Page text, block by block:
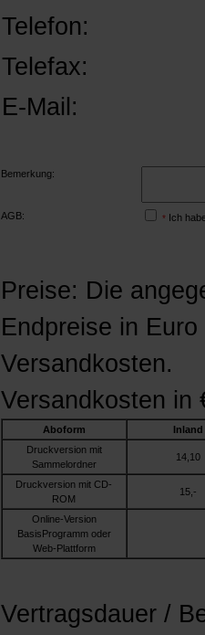
Telefon:
Telefax:
E-Mail:
Bemerkung:
AGB: * Ich
Preise: Die
Endpreise in
Versandkosten.
Versandkosten in
Aboform
Inland
Druckversion mit
Sammelordner
14,10
Druckversion mit CD-
ROM
15,-
Online-Version
BasisProgramm oder
Web-Plattform
Vertragsdauer /